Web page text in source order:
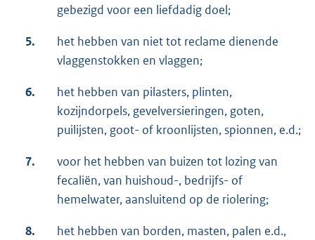
gebezigd voor een liefdadig doel;
5.
het hebben van niet tot reclame dienende
vlaggenstokken en vlaggen;
6.
het hebben van pilasters, plinten,
kozijndorpels, gevelversieringen, goten,
puilijsten, goot- of kroonlijsten, spionnen, e.d.;
7.
voor het hebben van buizen tot lozing van
fecaliën, van huishoud-, bedrijfs- of
hemelwater, aansluitend op de riolering;
8.
het hebben van borden, masten, palen e.d.,